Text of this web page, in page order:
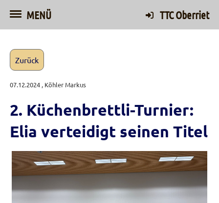
MENÜ TTC Oberriet
Zurück
07.12.2024 , Köhler Markus
2. Küchenbrettli-Turnier:
Elia verteidigt seinen Titel